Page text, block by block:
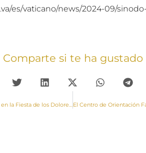
es/vaticano/news/2024-09/
Comparte si te ha gustado
Homilía de Monseñor Yanguas en la Fiesta de los Dolores de la Virgen en la Eucaristía de la Catedral